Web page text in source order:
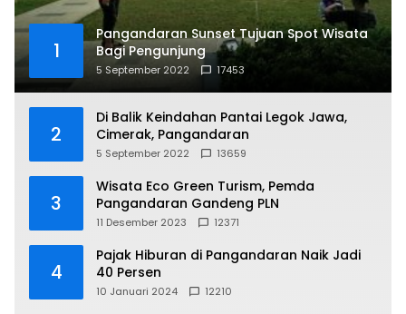
1
Pangandaran Sunset Tujuan Spot Wisata
Bagi Pengunjung
5 September 2022 17453
2
Di Balik Keindahan Pantai Legok Jawa,
Cimerak, Pangandaran
5 September 2022 13659
3
Wisata Eco Green Turism, Pemda
Pangandaran Gandeng PLN
11 Desember 2023 12371
4
Pajak Hiburan di Pangandaran Naik Jadi
40 Persen
10 Januari 2024 12210